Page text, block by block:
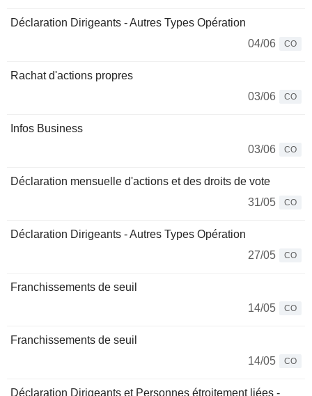
Déclaration Dirigeants - Autres Types Opération
04/06
CO
Rachat d'actions propres
03/06
CO
Infos Business
03/06
CO
Déclaration mensuelle d'actions et des droits de vote
31/05
CO
Déclaration Dirigeants - Autres Types Opération
27/05
CO
Franchissements de seuil
14/05
CO
Franchissements de seuil
14/05
CO
Déclaration Dirigeants et Personnes étroitement liées -